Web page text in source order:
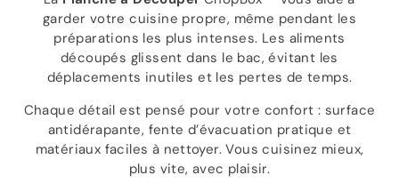
garder votre cuisine propre, même pendant les
préparations les plus intenses. Les aliments
découpés glissent dans le bac, évitant les
déplacements inutiles et les pertes de temps.
Chaque détail est pensé pour votre confort : surface
antidérapante, fente d’évacuation pratique et
matériaux faciles à nettoyer. Vous cuisinez mieux,
plus vite, avec plaisir.